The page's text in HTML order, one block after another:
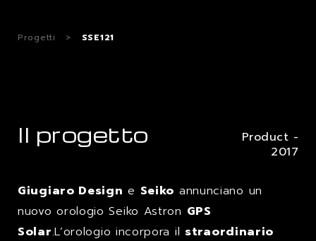
Progetti > SSE121
Il progetto
Product -
2017
Giugiaro Design e Seiko annunciano un
nuovo orologio Seiko Astron GPS
Solar.L’orologio incorpora il straordinario